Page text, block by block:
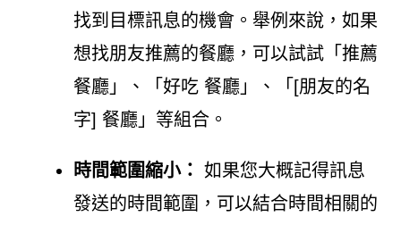
找到目標訊息的機會。舉例來說，如果
想找朋友推薦的餐廳，可以試試「推薦
餐廳」、「好吃 餐廳」、「[朋友的名
字] 餐廳」等組合。
時間範圍縮小： 如果您大概記得訊息
發送的時間範圍，可以結合時間相關的